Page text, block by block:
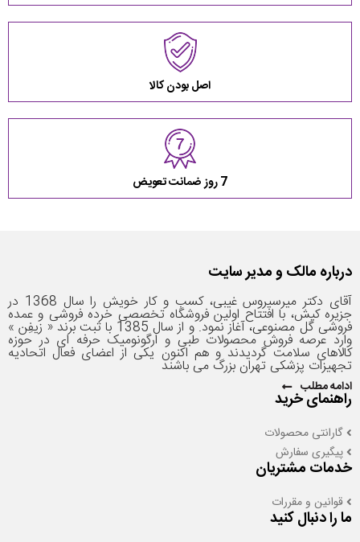
اصل بودن کالا
7 روز ضمانت تعویض
درباره مالک و مدیر سایت
آقای دکتر میرسیروس غیبی، کسب و کار خویش را سال 1368 در
جزیره کیش، با افتتاح اولین فروشگاه تخصصی خرده فروشی و عمده
فروشی گل مصنوعی، آغاز نمود. و از سال 1385 با ثبت برند « زیفِن »
وارد عرصه فروش محصولات طبی و ارگونومیک حرفه­ ای در حوزه
کالاهای سلامت گردیدند و هم اکنون یکی از اعضای فعال اتحادیه
تجهیزات پزشکی تهران بزرگ می باشند
ادامه مطلب
راهنمای خرید
گارانتی محصولات
پیگیری سفارش
خدمات مشتریان
قوانین و مقررات
ما را دنبال کنید